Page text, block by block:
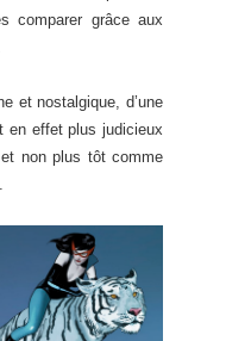
comparer grâce aux
et nostalgique, d’une
en effet plus judicieux
non plus tôt comme